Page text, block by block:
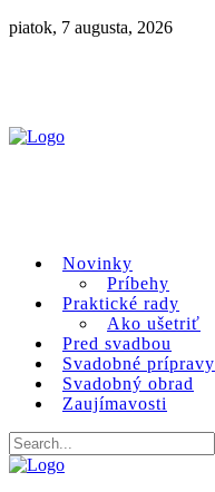
piatok, 7 augusta, 2026
Novinky
Príbehy
Praktické rady
Ako ušetriť
Pred svadbou
Svadobné prípravy
Svadobný obrad
Zaujímavosti